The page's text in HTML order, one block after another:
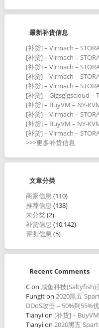
最新补货信息
[补货] – Virmach –
[补货] – Virmach –
[补货] – Virmach –
[补货] – Virmach –
[补货] – Virmach –
[补货] – Gigsgigscloud –
[补货] – BuyVM – NY-
[补货] – Virmach –
[补货] – BuyVM – NY-
[补货] – Virmach –
>>>更多补货信息
文章分类
商家信息 (110)
推荐信息 (138)
未分类(2)
补货信息 (10,142)
评测信息 (5)
Recent Comments
Con 咸鱼科技(Saltyfish)
Fungiton 2020黑五
DDoS攻击 – 50%到55%
Tianyion [补货] –
Tianyion 2020黑五